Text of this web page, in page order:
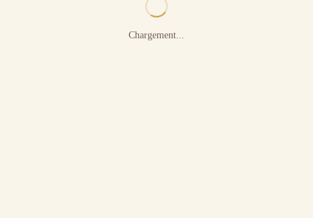
Chargement...